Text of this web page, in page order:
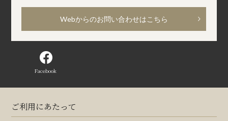
Webからのお問い合わせはこちら
Facebook
ご利用にあたって